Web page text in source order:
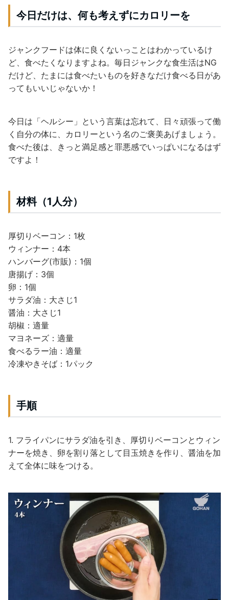
今日だけは、何も考えずにカロリーを
ジャンクフードは体に良くないっことはわかっているけ
ど、食べたくなりますよね。毎日ジャンクな食生活はNG
だけど、たまには食べたいものを好きなだけ食べる日があ
ってもいいじゃないか！
今日は「ヘルシー」という言葉は忘れて、日々頑張って働
く自分の体に、カロリーという名のご褒美あげましょう。
食べた後は、きっと満足感と罪悪感でいっぱいになるはず
ですよ！
材料（1人分）
厚切りベーコン：1枚
ウィンナー：4本
ハンバーグ(市販)：1個
唐揚げ：3個
卵：1個
サラダ油：大さじ1
醤油：大さじ1
胡椒：適量
マヨネーズ：適量
食べるラー油：適量
冷凍やきそば：1パック
手順
1. フライパンにサラダ油を引き、厚切りベーコンとウィン
ナーを焼き、卵を割り落として目玉焼きを作り、醤油を加
えて全体に味をつける。